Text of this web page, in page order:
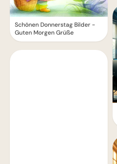
Schönen Donnerstag Bilder -
Guten Morgen Grüße